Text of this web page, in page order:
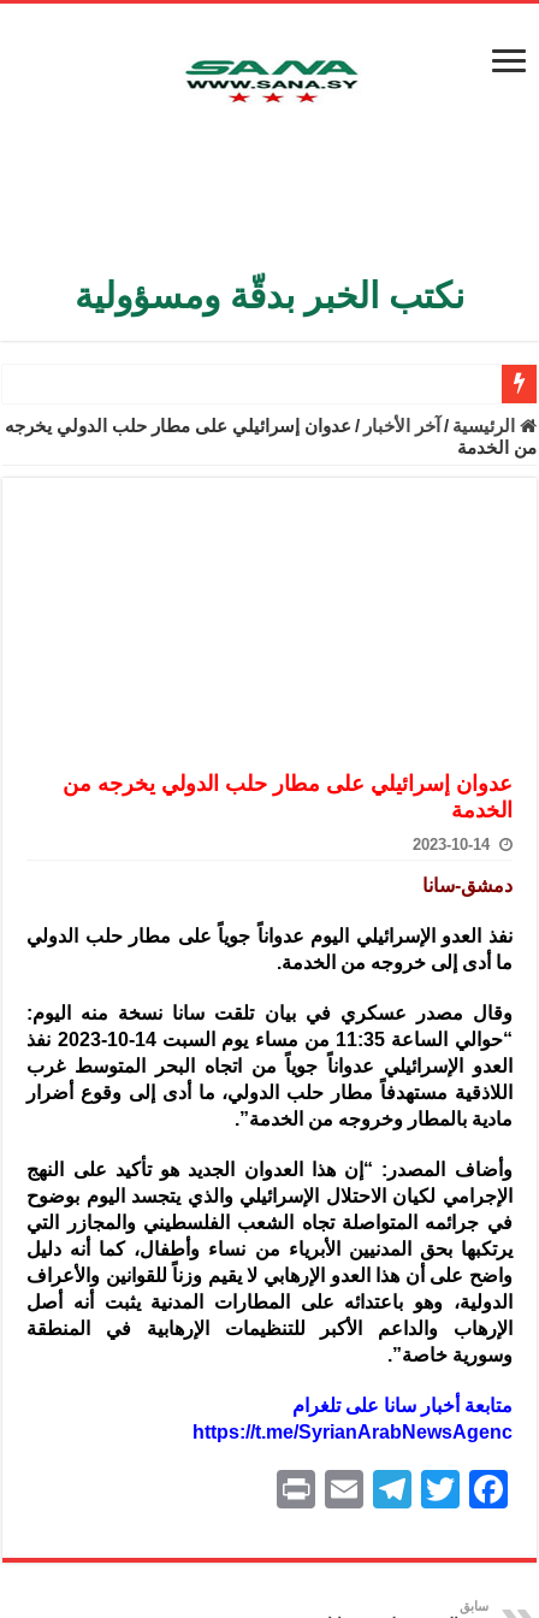
نكتب الخبر بدقّة ومسؤولية
الأمن الداخلي يعثر على مقبرة جماعية في ريف اللاذقية تضم 9 جثامين
الوزير الشيباني يبحث في باريس تعزيز الاستقرار في سوريا
سوريا تبحث مع الإيسيسكو التعاون في البحث العلمي وحماية التراث
الرئيسية / آخر الأخبار / عدوان إسرائيلي على مطار حلب الدولي يخرجه
من الخدمة
عدوان إسرائيلي على مطار حلب الدولي يخرجه من
الخدمة
2023-10-14
دمشق-سانا
نفذ العدو الإسرائيلي اليوم عدواناً جوياً على مطار حلب الدولي
ما أدى إلى خروجه من الخدمة.
وقال مصدر عسكري في بيان تلقت سانا نسخة منه اليوم:
“حوالي الساعة 11:35 من مساء يوم السبت 14-10-2023 نفذ
العدو الإسرائيلي عدواناً جوياً من اتجاه البحر المتوسط غرب
اللاذقية مستهدفاً مطار حلب الدولي، ما أدى إلى وقوع أضرار
مادية بالمطار وخروجه من الخدمة”.
وأضاف المصدر: “إن هذا العدوان الجديد هو تأكيد على النهج
الإجرامي لكيان الاحتلال الإسرائيلي والذي يتجسد اليوم بوضوح
في جرائمه المتواصلة تجاه الشعب الفلسطيني والمجازر التي
يرتكبها بحق المدنيين الأبرياء من نساء وأطفال، كما أنه دليل
واضح على أن هذا العدو الإرهابي لا يقيم وزناً للقوانين والأعراف
الدولية، وهو باعتدائه على المطارات المدنية يثبت أنه أصل
الإرهاب والداعم الأكبر للتنظيمات الإرهابية في المنطقة
وسورية خاصة”.
متابعة أخبار سانا على تلغرام
https://t.me/SyrianArabNewsAgenc
F
c
e
T
itt
er
T
e
gr
E
ai
nt
سابق